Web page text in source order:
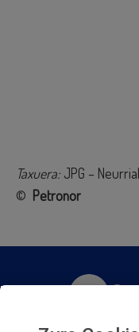
Taxuera: JPG –
© Petronor